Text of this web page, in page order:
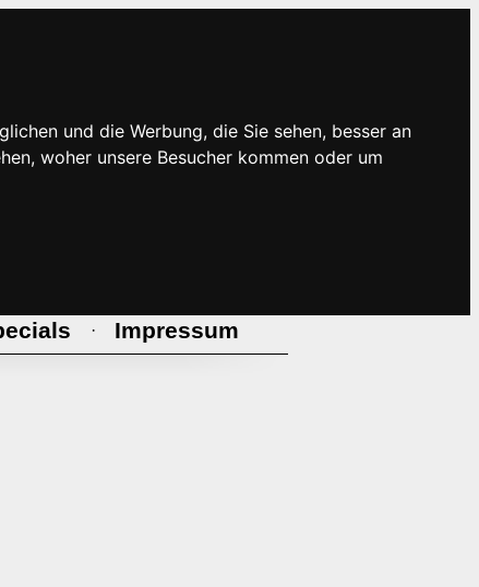
und die Werbung, die Sie sehen, besser an
woher unsere Besucher kommen oder um
· Impressum